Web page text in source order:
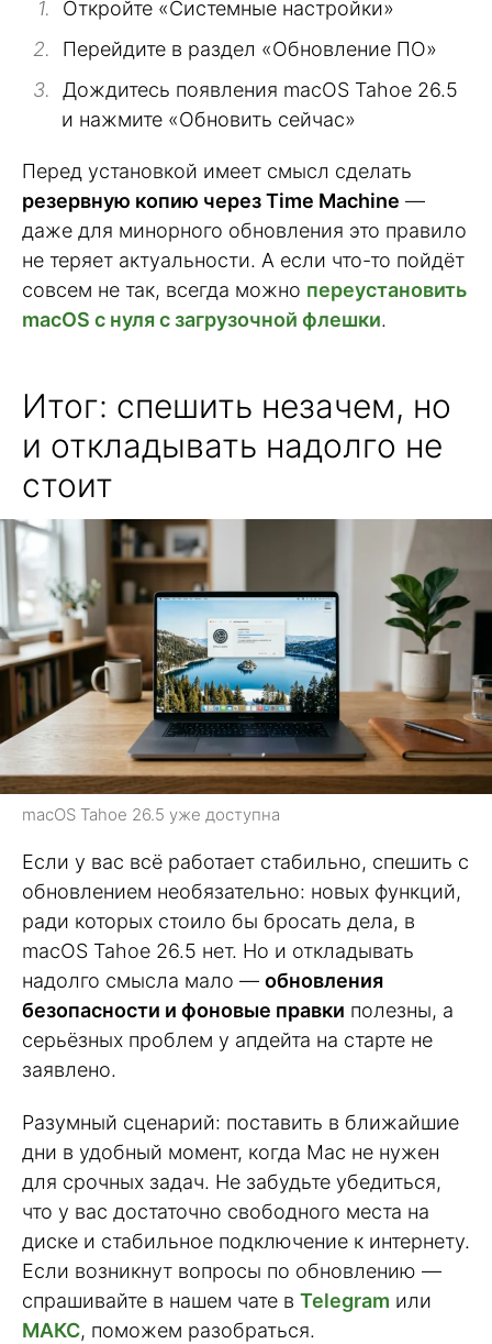
Откройте «Системные настройки»
Перейдите в раздел «Обновление ПО»
Дождитесь появления macOS Tahoe 26.5
и нажмите «Обновить сейчас»
Перед установкой имеет смысл сделать
резервную копию через Time Machine —
даже для минорного обновления это правило
не теряет актуальности. А если что-то пойдёт
совсем не так, всегда можно переустановить
macOS с нуля с загрузочной флешки.
Итог: спешить незачем, но
и откладывать надолго не
стоит
macOS Tahoe 26.5 уже доступна
Если у вас всё работает стабильно, спешить с
обновлением необязательно: новых функций,
ради которых стоило бы бросать дела, в
macOS Tahoe 26.5 нет. Но и откладывать
надолго смысла мало — обновления
безопасности и фоновые правки полезны, а
серьёзных проблем у апдейта на старте не
заявлено.
Разумный сценарий: поставить в ближайшие
дни в удобный момент, когда Mac не нужен
для срочных задач. Не забудьте убедиться,
что у вас достаточно свободного места на
диске и стабильное подключение к интернету.
Если возникнут вопросы по обновлению —
спрашивайте в нашем чате в Telegram или
МАКС, поможем разобраться.